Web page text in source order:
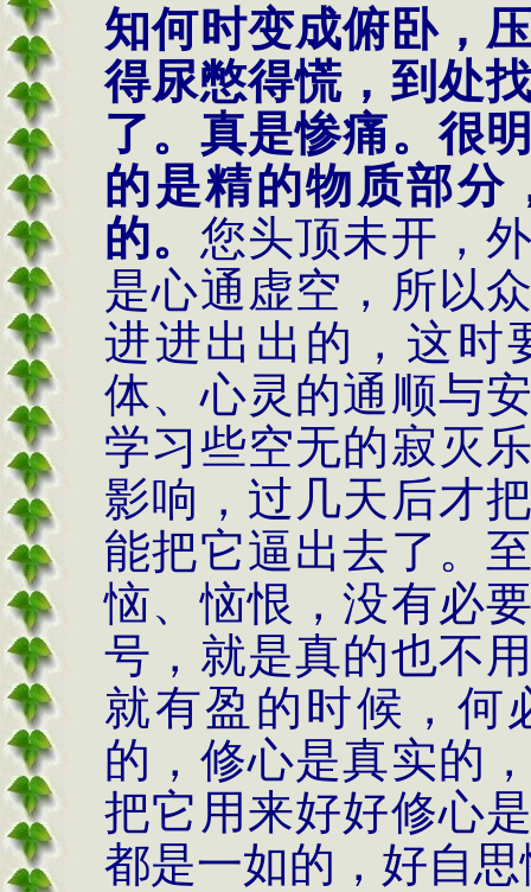
知何时变成俯卧，
得尿憋得慌，到处
了。真是惨痛。很
的是精的物质部分
的。 您头顶未开，
是心通虚空，所以
进进出出的，这时
体、心灵的通顺与
学习些空无的寂灭
影响，过几天后才
能把它逼出去了。
恼、恼恨，没有必
号，就是真的也不
就有盈的时候，何
的，修心是真实的
把它用来好好修心
都是一如的，好自